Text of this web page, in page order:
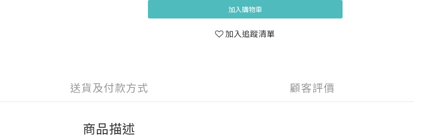
加入購物車
加入追蹤清單
送貨及付款方式 顧客評價
商品描述